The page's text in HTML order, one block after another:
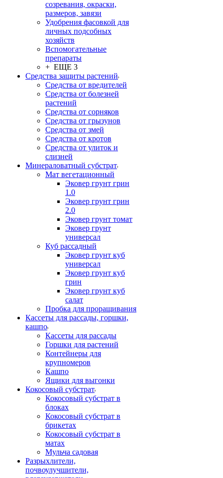
созревания, окраски,
размеров, завязи
Удобрения фасовкой для
личных подсобных
хозяйств
Вспомогательные
препараты
+ ЕЩЕ 3
Средства защиты растений
Средства от вредителей
Средства от болезней
растений
Средства от сорняков
Средства от грызунов
Средства от змей
Средства от кротов
Средства от улиток и
слизней
Минераловатный субстрат
Мат вегетационный
Эковер грунт грин
1.0
Эковер грунт грин
2.0
Эковер грунт томат
Эковер грунт
универсал
Куб рассадный
Эковер грунт куб
универсал
Эковер грунт куб
грин
Эковер грунт куб
салат
Пробка для проращивания
Кассеты для рассады, горшки,
кашпо
Кассеты для рассады
Горшки для растений
Контейнеры для
крупномеров
Кашпо
Ящики для выгонки
Кокосовый субстрат
Кокосовый субстрат в
блоках
Кокосовый субстрат в
брикетах
Кокосовый субстрат в
матах
Мульча садовая
Разрыхлители,
почвоулучшители,